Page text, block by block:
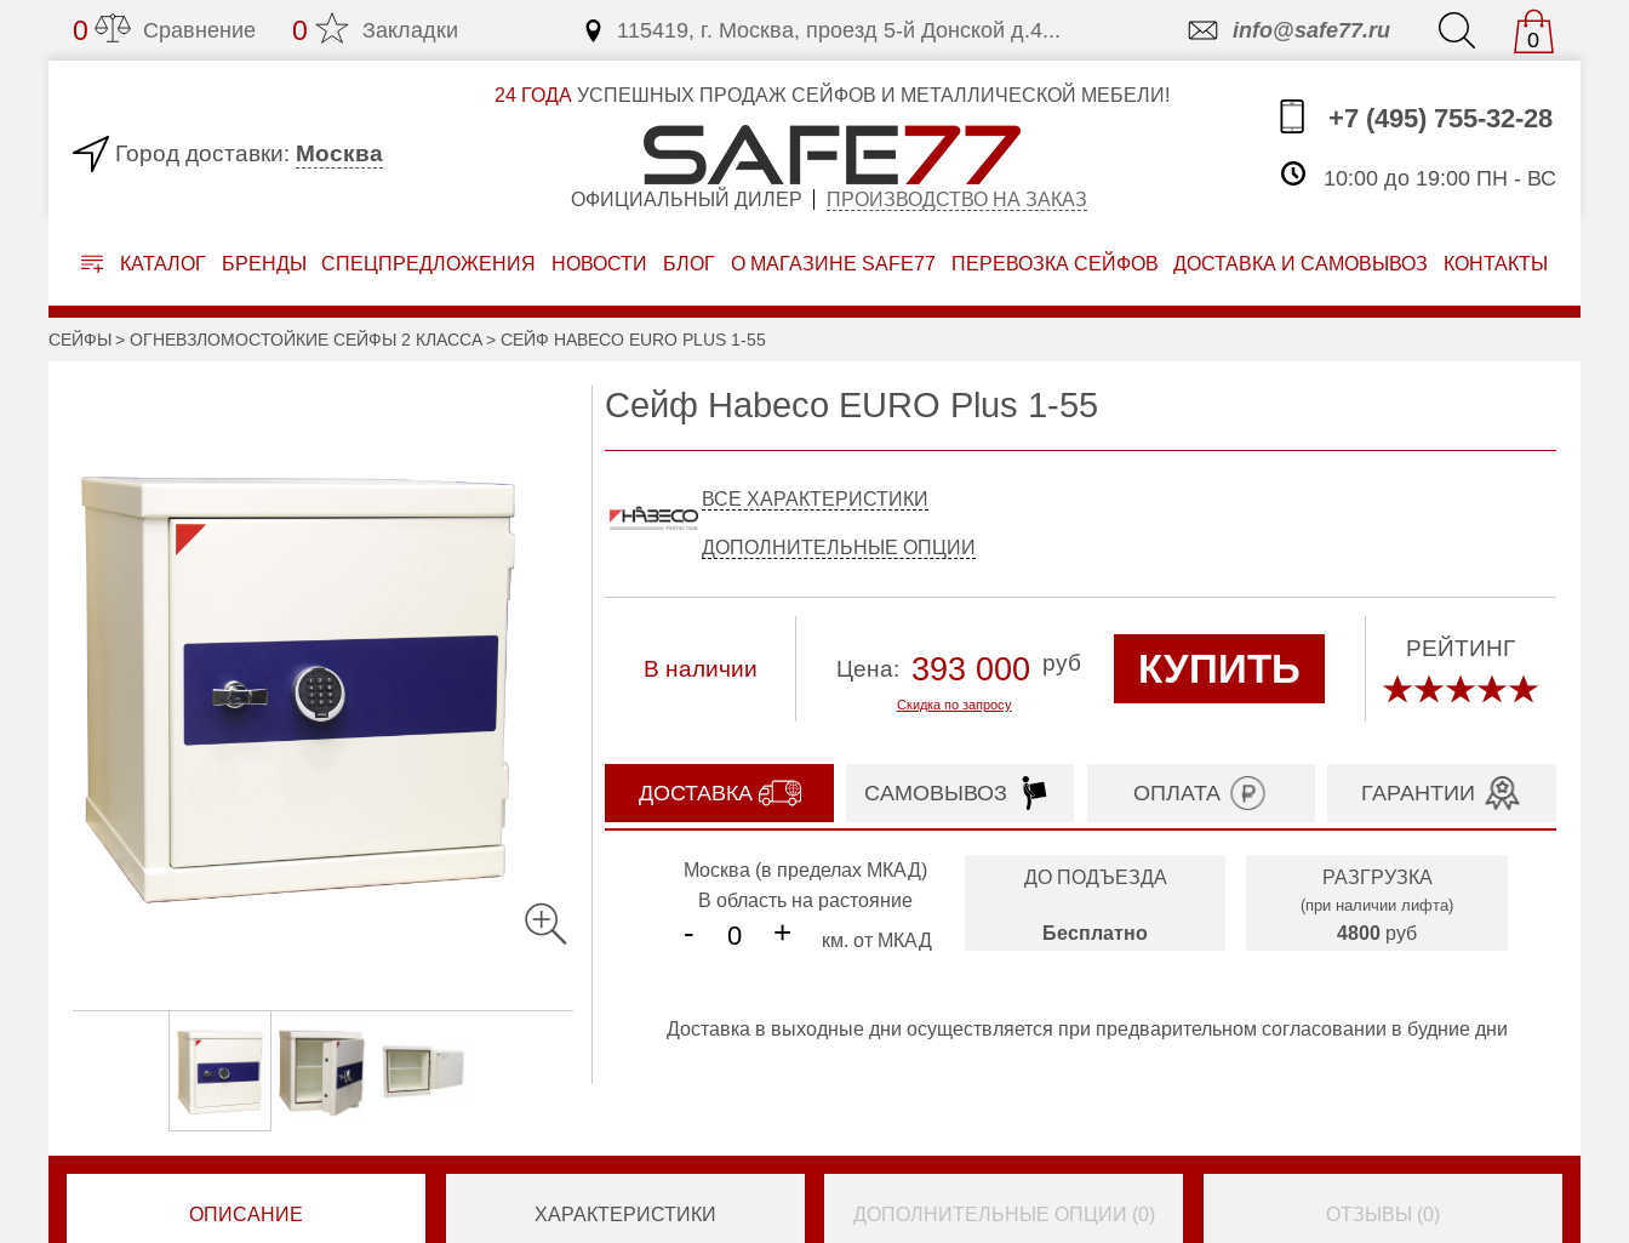
0 Сравнение 0 Закладки 115419, г. Москва, проезд 5-й Донской д.4... info@safe77.ru 0
Город доставки: Москва
24 ГОДАУСПЕШНЫХ ПРОДАЖ СЕЙФОВ И МЕТАЛЛИЧЕСКОЙ МЕБЕЛИ!
ОФИЦИАЛЬНЫЙ ДИЛЕР ПРОИЗВОДСТВО НА ЗАКАЗ
+7 (495) 755-32-28
10:00 до 19:00 ПН - ВС
КАТАЛОГ БРЕНДЫ СПЕЦПРЕДЛОЖЕНИЯ НОВОСТИ БЛОГ О МАГАЗИНЕ SAFE77 ПЕРЕВОЗКА СЕЙФОВ ДОСТАВКА И САМОВЫВОЗ КОНТАКТЫ
СЕЙФЫ ОГНЕВЗЛОМОСТОЙКИЕ СЕЙФЫ 2 КЛАССА СЕЙФ HABECO EURO PLUS 1-55
Сейф Habeco EURO Plus 1-55
ВСЕ ХАРАКТЕРИСТИКИ
ДОПОЛНИТЕЛЬНЫЕ ОПЦИИ
В наличии Цена: 393 000
Скидка по запросу
руб КУПИТЬ РЕЙТИНГ
ДОСТАВКА САМОВЫВОЗ ОПЛАТА ГАРАНТИИ
Москва (в пределах МКАД)
В область на растояние
- + км. от МКАД
ДО ПОДЪЕЗДА
Бесплатно
РАЗГРУЗКА
(при наличии лифта)
4800 руб
Доставка в выходные дни осуществляется при предварительном согласовании в будние дни
ОПИСАНИЕ ХАРАКТЕРИСТИКИ ДОПОЛНИТЕЛЬНЫЕ ОПЦИИ (0) ОТЗЫВЫ (0)